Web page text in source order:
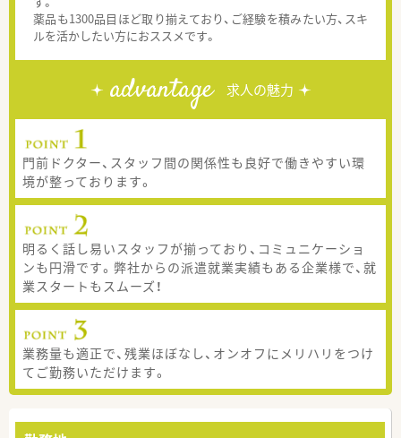
薬品も1300品目ほど取り揃えており、ご経験を積みたい方、スキ
ルを活かしたい方におススメです。
advantage 求人の魅力
門前ドクター、スタッフ間の関係性も良好で働きやすい環
境が整っております。
明るく話し易いスタッフが揃っており、コミュニケーショ
ンも円滑です。弊社からの派遣就業実績もある企業様で、就
業スタートもスムーズ！
業務量も適正で、残業ほぼなし、オンオフにメリハリをつけ
てご勤務いただけます。